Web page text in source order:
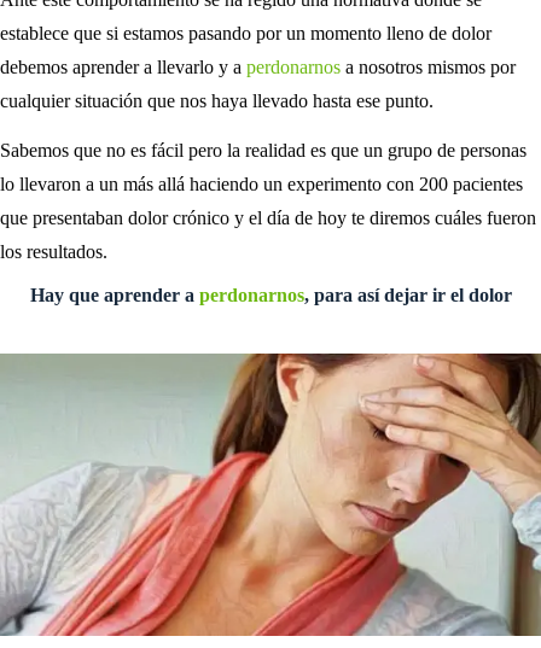
establece que si estamos pasando por un momento lleno de dolor
debemos aprender a llevarlo y a perdonarnos a nosotros mismos por
cualquier situación que nos haya llevado hasta ese punto.
Sabemos que no es fácil pero la realidad es que un grupo de personas
lo llevaron a un más allá haciendo un experimento con 200 pacientes
que presentaban dolor crónico y el día de hoy te diremos cuáles fueron
los resultados.
Hay que aprender a perdonarnos, para así dejar ir el dolor